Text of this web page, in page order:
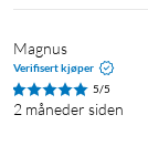
Installasjon: To
Plasser enheten
smartlåsen.
I pakken
Yale Smart
Magnus
Verifisert kjøper
5/5
2 måneder siden